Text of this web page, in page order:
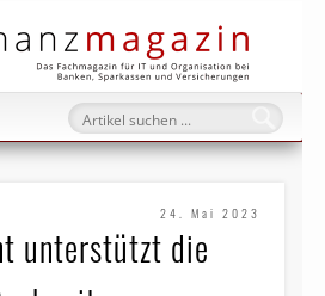
24. Mai 2023
unterstützt die